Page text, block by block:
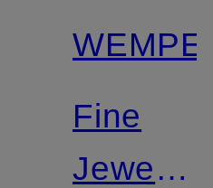
WEMPE
Fine
Jewelry